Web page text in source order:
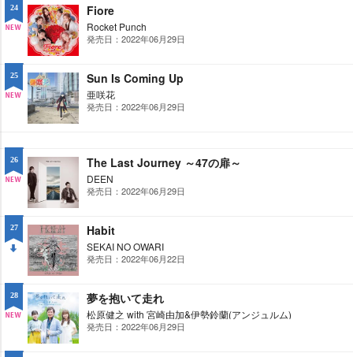
24
W
Fiore
Rocket Punch
発売日：2022年06月29日
25 Sun Is Coming Up
亜咲花
発売日：2022年06月29日
26
W
The Last Journey ～47の扉～
DEEN
発売日：2022年06月29日
27
WN
Habit
SEKAI NO OWARI
発売日：2022年06月22日
28
W
夢を抱いて走れ
松原健之 with 宮崎由加&伊勢鈴蘭(アンジュルム)
発売日：2022年06月29日